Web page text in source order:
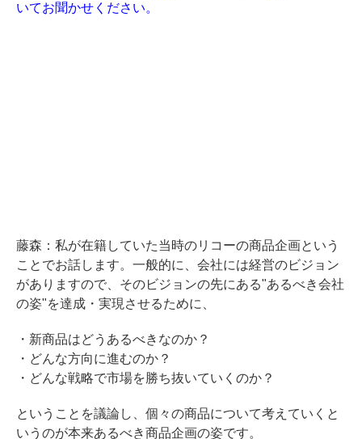
いてお聞かせください。
藤森：私が在籍していた当時のリコーの商品企画という
ことでお話します。一般的に、会社には経営のビジョン
がありますので、そのビジョンの先にある"あるべき会社
の姿"を達成・実現させるために、
・新商品はどうあるべきなのか？
・どんな方向に進むのか？
・どんな戦略で市場を勝ち抜いていくのか？
ということを議論し、個々の商品について考えていくと
いうのが本来あるべき商品企画の姿です。